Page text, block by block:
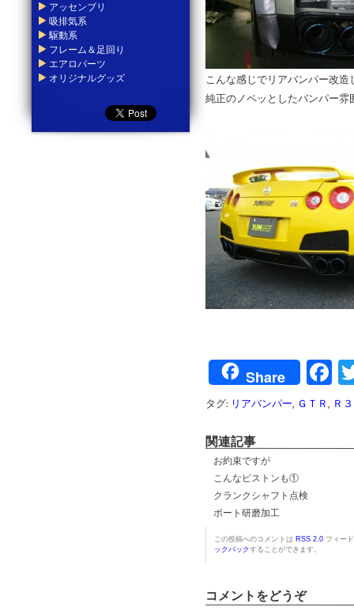
こんな感じでリアバンパー改造
純正のノペッとしたバンパー雰
Share
タグ: リアバンパー, ＧＴＲ , Ｒ
関連記事
お約束ですが
こんなピストンも①
クランクシャフト点検
ポート研磨加工
この投稿へのコメントは RSS 2.0フィー
ックバックすることができます。
コメントをどうぞ
アッセンブリ
吸排気系
駆動系
フレーム＆足回り
エアロパーツ
オリジナルグッズ